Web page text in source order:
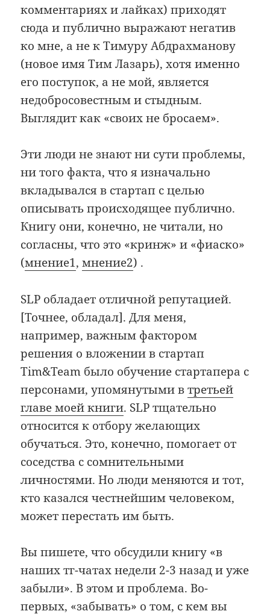
комментариях и лайках) приходят
сюда и публично выражают негатив
ко мне, а не к Тимуру Абдрахманову
(новое имя Тим Лазарь), хотя именно
его поступок, а не мой, является
недобросовестным и стыдным.
Выглядит как «своих не бросаем».
Эти люди не знают ни сути проблемы,
ни того факта, что я изначально
вкладывался в стартап с целью
описывать происходящее публично.
Книгу они, конечно, не читали, но
согласны, что это «кринж» и «фиаско»
(мнение1,мнение2) .
SLP обладает отличной репутацией.
[Точнее, обладал]. Для меня,
например, важным фактором
решения о вложении в стартап
Tim&Team было обучение стартапера с
персонами, упомянутыми втретьей
главе моей книги. SLP тщательно
относится к отбору желающих
обучаться. Это, конечно, помогает от
соседства с сомнительными
личностями. Но люди меняются и тот,
кто казался честнейшим человеком,
может перестать им быть.
Вы пишете, что обсудили книгу «в
наших тг-чатах недели 2-3 назад и уже
забыли». В этом и проблема. Во-
первых, «забывать» о том, с кем вы